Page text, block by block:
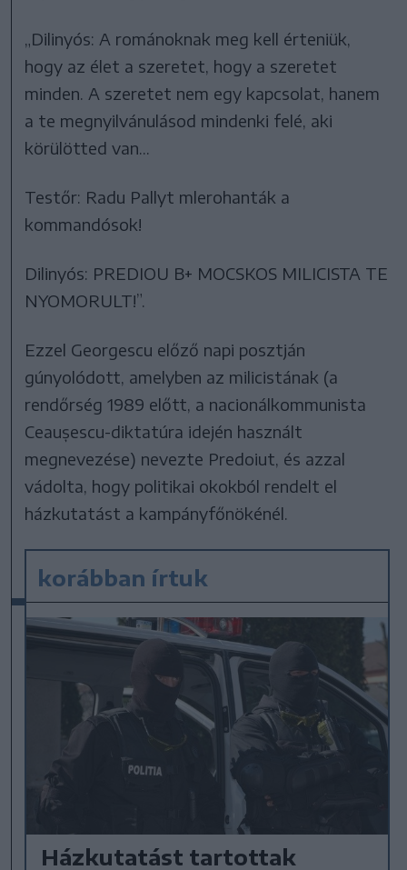
„Dilinyós: A románoknak meg kell érteniük,
hogy az élet a szeretet, hogy a szeretet
minden. A szeretet nem egy kapcsolat, hanem
a te megnyilvánulásod mindenki felé, aki
körülötted van...
Testőr: Radu Pallyt mlerohanták a
kommandósok!
Dilinyós: PREDIOU B+ MOCSKOS MILICISTA TE
NYOMORULT!”.
Ezzel Georgescu előző napi posztján
gúnyolódott, amelyben az milicistának (a
rendőrség 1989 előtt, a nacionálkommunista
Ceaușescu-diktatúra idején használt
megnevezése) nevezte Predoiut, és azzal
vádolta, hogy politikai okokból rendelt el
házkutatást a kampányfőnökénél.
korábban írtuk
Házkutatást tartottak